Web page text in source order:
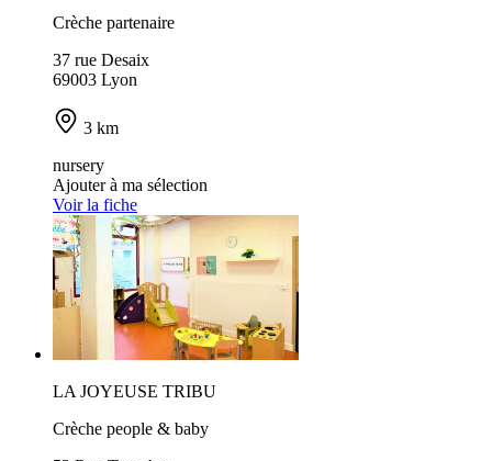
Crèche partenaire
37 rue Desaix
69003 Lyon
3 km
nursery
Ajouter à ma sélection
Voir la fiche
LA JOYEUSE TRIBU
Crèche people & baby